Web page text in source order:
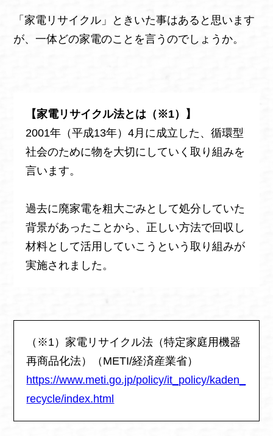
「家電リサイクル」ときいた事はあると思います
が、一体どの家電のことを言うのでしょうか。
【家電リサイクル法とは（※1）】
2001年（平成13年）4月に成立した、循環型
社会のために物を大切にしていく取り組みを
言います。
過去に廃家電を粗大ごみとして処分していた
背景があったことから、正しい方法で回収し
材料として活用していこうという取り組みが
実施されました。
（※1）家電リサイクル法（特定家庭用機器
再商品化法）（METI/経済産業省）
https://www.meti.go.jp/policy/it_policy/kaden_
recycle/index.html